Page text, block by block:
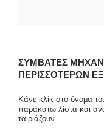
ΣΥΜΒΑΤΈΣ
ΠΕΡΙΣΣΌΤΕΡΩΝ
Κάνε κλίκ στο όνομα
παρακάτω λίστα και
ταιριάζουν